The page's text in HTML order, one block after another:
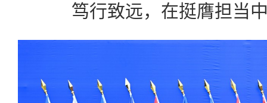
笃行致远，在挺膺担当